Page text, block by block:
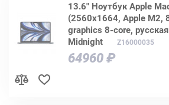
13.6" Ноутбук Apple
(2560х1664, Apple M2,
graphics 8-core,
Midnight
Z16000035
64960 ₽